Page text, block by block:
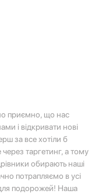
приємно, що нас
і відкривати нові
за все хотіли б
таргетинг, а тому
обирають наші
потрапляємо в усі
для подорожей! Наша